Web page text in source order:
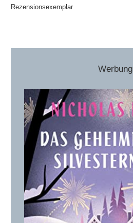
Rezensionsexemplar
Werbung